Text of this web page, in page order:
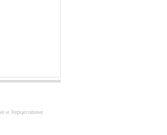
и Херцеговине